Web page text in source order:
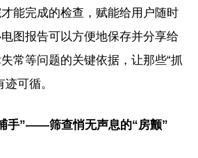
能完成的检查，赋能给用户随时
图报告可以方便地保存并分享给
常等问题的关键依据，让那些“抓
可循。
手”——筛查悄无声息的“房颤”